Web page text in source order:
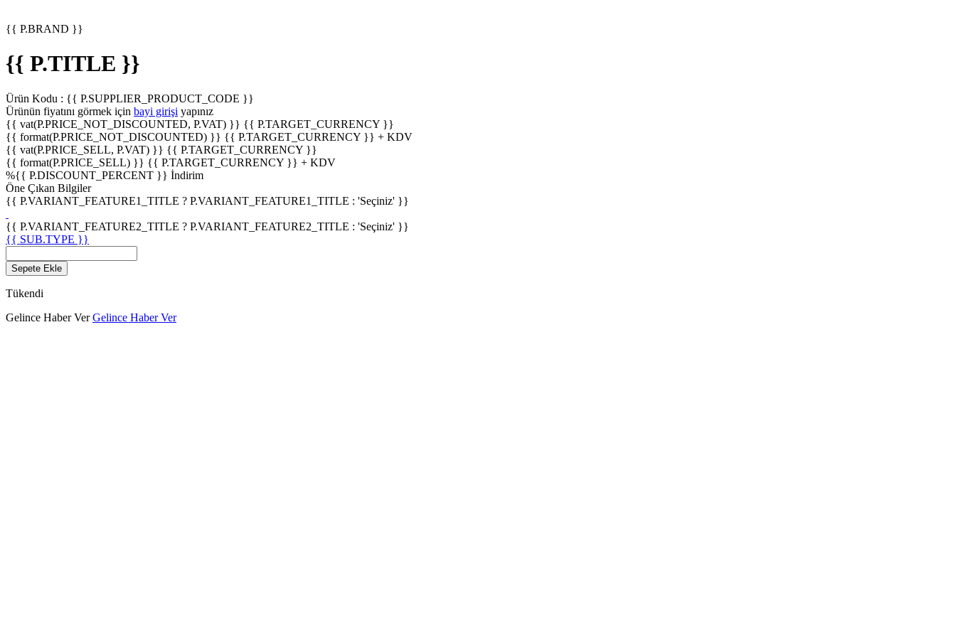
{{ P.BRAND }}
{{ P.TITLE }}
Ürün Kodu : {{ P.SUPPLIER_PRODUCT_CODE }}
Ürünün fiyatını görmek için bayi girişi yapınız
{{ vat(P.PRICE_NOT_DISCOUNTED, P.VAT) }} {{ P.TARGET_CURRENCY }}
{{ format(P.PRICE_NOT_DISCOUNTED) }} {{ P.TARGET_CURRENCY }} + KDV
{{ vat(P.PRICE_SELL, P.VAT) }} {{ P.TARGET_CURRENCY }}
{{ format(P.PRICE_SELL) }} {{ P.TARGET_CURRENCY }} + KDV
%{{ P.DISCOUNT_PERCENT }} İndirim
Öne Çıkan Bilgiler
{{ P.VARIANT_FEATURE1_TITLE ? P.VARIANT_FEATURE1_TITLE : 'Seçiniz' }}
{{ P.VARIANT_FEATURE2_TITLE ? P.VARIANT_FEATURE2_TITLE : 'Seçiniz' }}
{{ SUB.TYPE }}
Sepete Ekle
Tükendi
Gelince Haber Ver Gelince Haber Ver